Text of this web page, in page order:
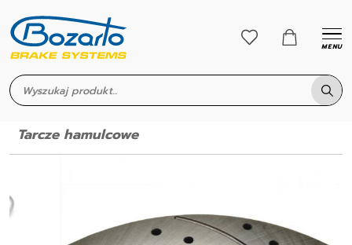
MENU
Tarcze hamulcowe